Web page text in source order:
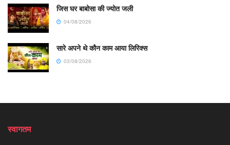
जिस घर बाबोसा की ज्योत जली
04/08/2026
सारे अपने थे कौन काम आया लिरिक्स
03/08/2026
स्वागतम